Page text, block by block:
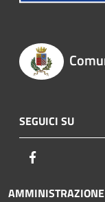
SEGUICI SU
AMMINISTRAZIONE